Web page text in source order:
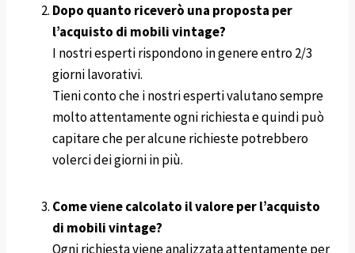
Dopo quanto riceverò una proposta per
l’acquisto di mobili vintage?
I nostri esperti rispondono in genere entro 2/3
giorni lavorativi.
Tieni conto che i nostri esperti valutano sempre
molto attentamente ogni richiesta e quindi può
capitare che per alcune richieste potrebbero
volerci dei giorni in più.
Come viene calcolato il valore per l’acquisto
di mobili vintage?
Ogni richiesta viene analizzata attentamente per